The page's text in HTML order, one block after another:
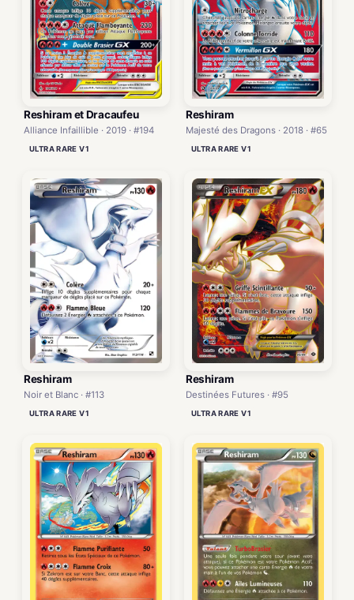
Reshiram et Dracaufeu
Alliance Infaillible · 2019 · #194
ULTRA RARE V1
Reshiram
Majesté des Dragons · 2018 · #65
ULTRA RARE V1
Reshiram
Noir et Blanc · #113
ULTRA RARE V1
Reshiram
Destinées Futures · #95
ULTRA RARE V1